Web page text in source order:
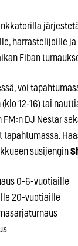
harrastelijoille
Fiban
voi
12-16) tai
DJ Nestar
tapahtumassa.
susijengin
0-6-vuotiaille
20-vuotiaille